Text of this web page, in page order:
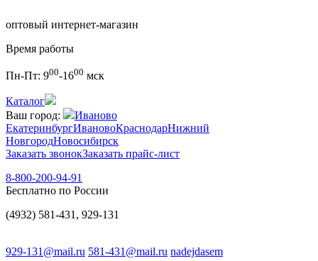
оптовый интернет-магазин
Время работы
Пн-Пт: 900-1600 мск
Каталог
Ваш город:
Иваново
ЕкатеринбургИвановоКраснодарНижний
НовгородНовосибирск
Заказать звонокЗаказать прайс-лист
8-800-200-94-91
Бесплатно по России
(4932) 581-431, 929-131
929-131@mail.ru 581-431@mail.ru nadejdasem